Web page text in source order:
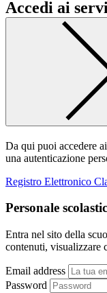
Accedi ai
Da qui puoi accedere
una autenticazione
Registro Elettronico
Personale
Entra nel sito della
contenuti, visualizzare
Email address
Password